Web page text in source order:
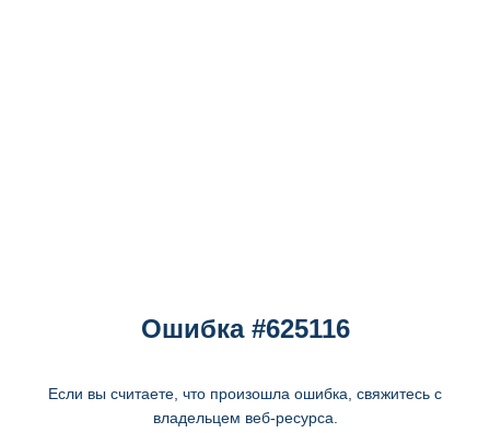
Ошибка #625116
Если вы считаете, что произошла ошибка, свяжитесь с
владельцем веб-ресурса.